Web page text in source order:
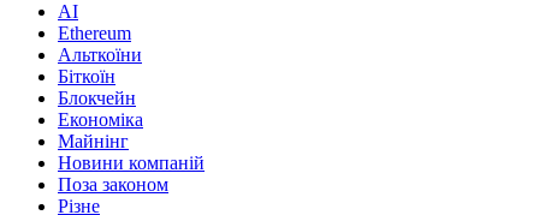
AI
Ethereum
Альткоїни
Біткоїн
Блокчейн
Економіка
Майнінг
Новини компаній
Поза законом
Різне